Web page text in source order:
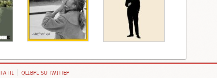
QLIBRI SU TWITTER